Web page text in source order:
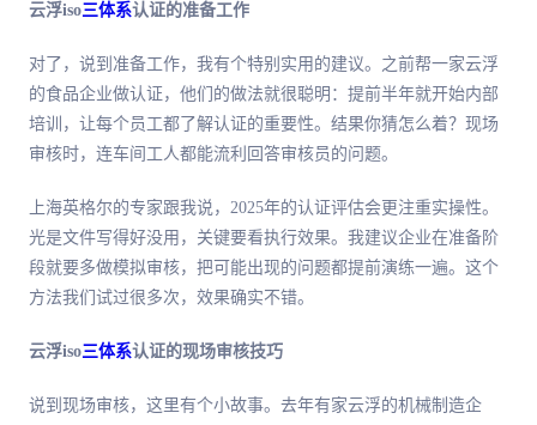
云浮iso三体系认证的准备工作
对了，说到准备工作，我有个特别实用的建议。之前帮一家云浮
的食品企业做认证，他们的做法就很聪明：提前半年就开始内部
培训，让每个员工都了解认证的重要性。结果你猜怎么着？现场
审核时，连车间工人都能流利回答审核员的问题。
上海英格尔的专家跟我说，2025年的认证评估会更注重实操性。
光是文件写得好没用，关键要看执行效果。我建议企业在准备阶
段就要多做模拟审核，把可能出现的问题都提前演练一遍。这个
方法我们试过很多次，效果确实不错。
云浮iso三体系认证的现场审核技巧
说到现场审核，这里有个小故事。去年有家云浮的机械制造企